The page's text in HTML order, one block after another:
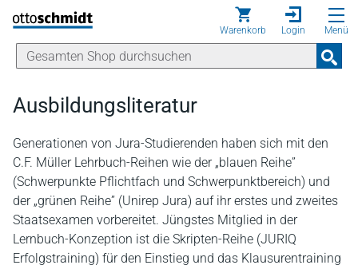
Direkt zum Inhalt
Warenkorb Login Menü
Ausbildungsliteratur
Generationen von Jura-Studierenden haben sich mit den
C.F. Müller Lehrbuch-Reihen wie der „blauen Reihe”
(Schwerpunkte Pflichtfach und Schwerpunktbereich) und
der „grünen Reihe” (Unirep Jura) auf ihr erstes und zweites
Staatsexamen vorbereitet. Jüngstes Mitglied in der
Lernbuch-Konzeption ist die Skripten-Reihe (JURIQ
Erfolgstraining) für den Einstieg und das Klausurentraining